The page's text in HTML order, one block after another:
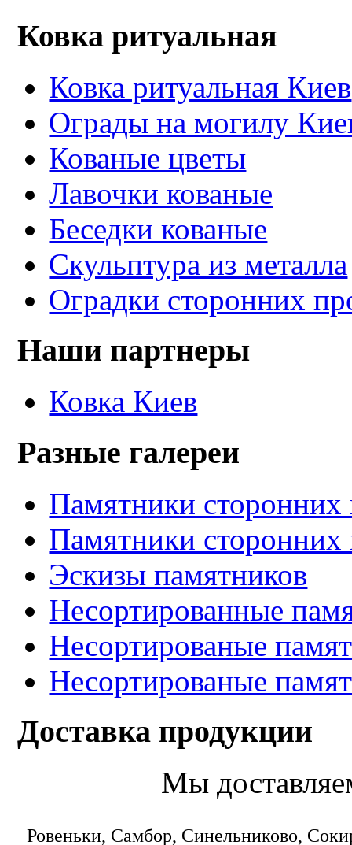
Ковка ритуальная
Ковка ритуальная Киев
Ограды на могилу
Кованые цветы
Лавочки кованые
Беседки кованые
Скульптура из металла
Оградки сторонних
Наши партнеры
Ковка Киев
Разные галереи
Памятники сторонних
Памятники сторонних
Эскизы памятников
Несортированные
Несортированые
Несортированые
Доставка продукции
Мы
Ровеньки, Самбор, Синельниково,